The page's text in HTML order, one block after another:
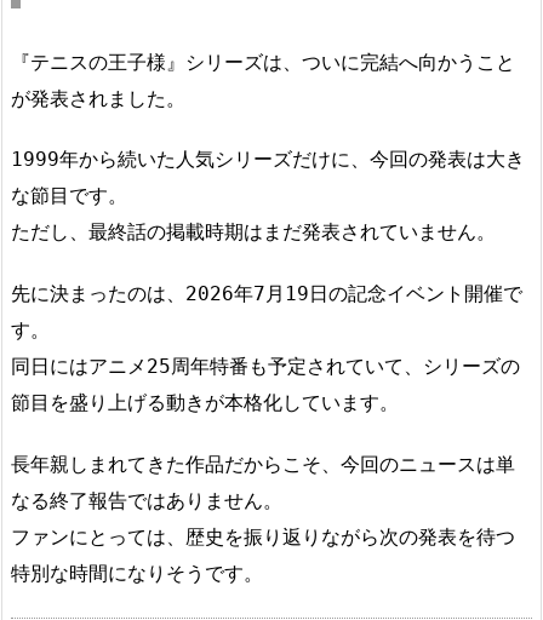
『テニスの王子様』シリーズは、ついに完結へ向かうこと
が発表されました。
1999年から続いた人気シリーズだけに、今回の発表は大き
な節目です。
ただし、最終話の掲載時期はまだ発表されていません。
先に決まったのは、2026年7月19日の記念イベント開催で
す。
同日にはアニメ25周年特番も予定されていて、シリーズの
節目を盛り上げる動きが本格化しています。
長年親しまれてきた作品だからこそ、今回のニュースは単
なる終了報告ではありません。
ファンにとっては、歴史を振り返りながら次の発表を待つ
特別な時間になりそうです。